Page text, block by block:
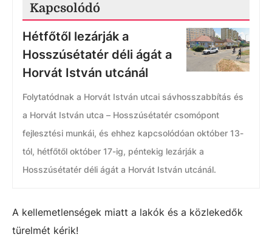
Kapcsolódó
Hétfőtől lezárják a
Hosszúsétatér déli ágát a
Horvát István utcánál
Folytatódnak a Horvát István utcai sávhosszabbítás és
a Horvát István utca – Hosszúsétatér csomópont
fejlesztési munkái, és ehhez kapcsolódóan október 13-
tól, hétfőtől október 17-ig, péntekig lezárják a
Hosszúsétatér déli ágát a Horvát István utcánál.
A kellemetlenségek miatt a lakók és a közlekedők
türelmét kérik!